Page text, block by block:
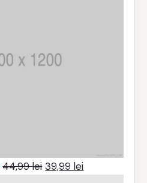
44,99lei Prețul
39,99leiPrețul